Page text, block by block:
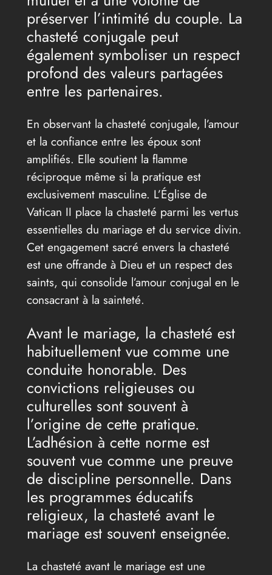
préserver l’intimité du couple. La
chasteté conjugale peut
également symboliser un respect
profond des valeurs partagées
entre les partenaires.
En observant la chasteté conjugale, l’amour
et la confiance entre les époux sont
amplifiés. Elle soutient la flamme
réciproque même si la pratique est
exclusivement masculine. L’Église de
Vatican II place la chasteté parmi les vertus
essentielles du mariage et du service divin.
Cet engagement sacré envers la chasteté
est une offrande à Dieu et un respect des
saints, qui consolide l’amour conjugal en le
consacrant à la sainteté.
Avant le mariage, la chasteté est
habituellement vue comme une
conduite honorable. Des
convictions religieuses ou
culturelles sont souvent à
l’origine de cette pratique.
L’adhésion à cette norme est
souvent vue comme une preuve
de discipline personnelle. Dans
les programmes éducatifs
religieux, la chasteté avant le
mariage est souvent enseignée.
La chasteté avant le mariage est une